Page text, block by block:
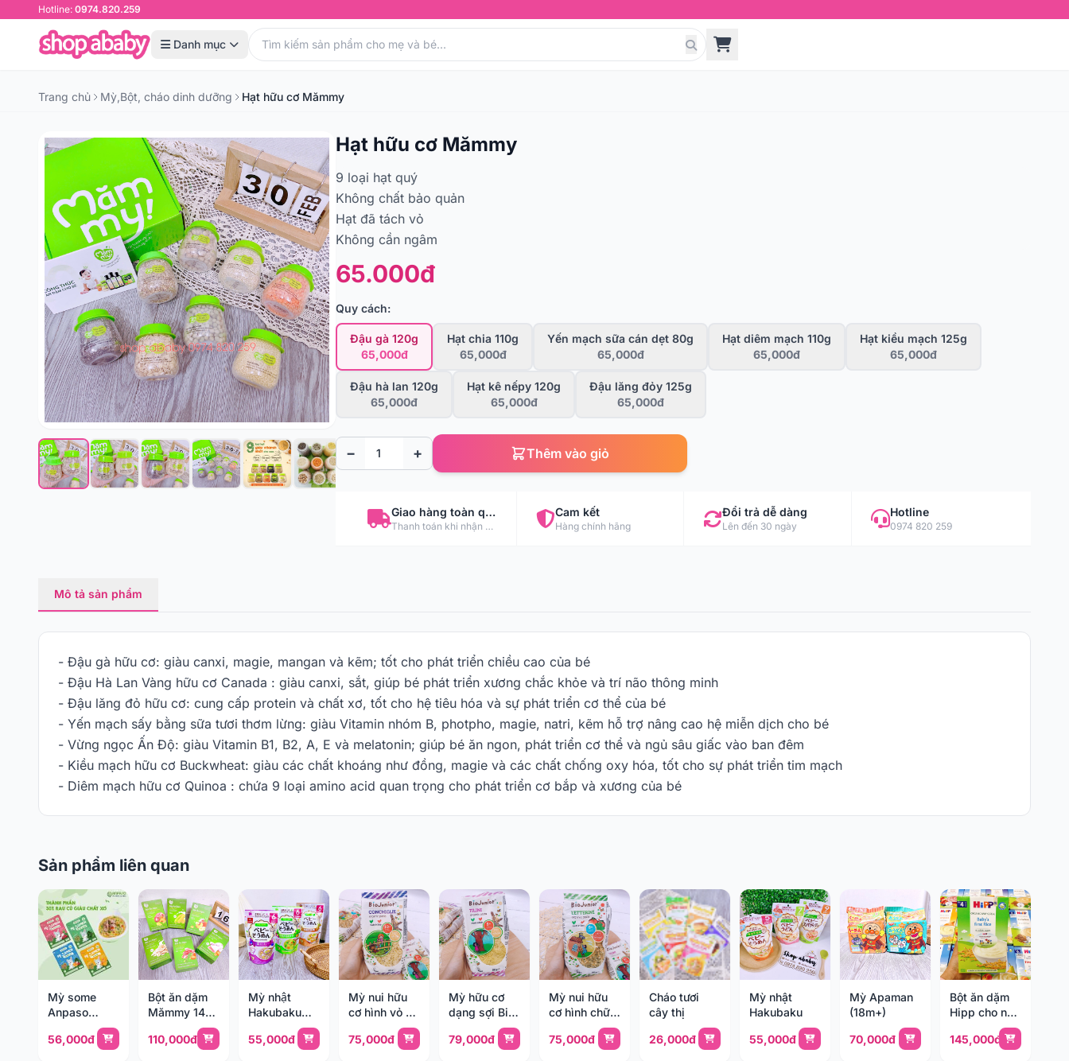
Hotline: 0974.820.259
Danh mục
Trang chủ Mỳ,Bột, cháo dinh dưỡng Hạt hữu cơ Mămmy
Hạt hữu cơ Mămmy
9 loại hạt quý
Không chất bảo quản
Hạt đã tách vỏ
Không cần ngâm
65.000đ
Quy cách:
Đậu gà 120g
65,000đ
Hạt chia 110g
65,000đ
Yến mạch sữa cán dẹt 80g
65,000đ
Hạt diêm mạch 110g
65,000đ
Hạt kiều mạch 125g
65,000đ
Đậu hà lan 120g
65,000đ
Hạt kê nếpy 120g
65,000đ
Đậu lăng đỏy 125g
65,000đ
− + Thêm vào giỏ
Giao hàng toàn quốc
Thanh toán khi nhận hàng
Cam kết
Hàng chính hãng
Đổi trả dễ dàng
Lên đến 30 ngày
Hotline
0974 820 259
Mô tả sản phẩm
- Đậu gà hữu cơ: giàu canxi, magie, mangan và kẽm; tốt cho phát triển chiều cao của bé
- Đậu Hà Lan Vàng hữu cơ Canada : giàu canxi, sắt, giúp bé phát triển xương chắc khỏe và trí não thông minh
- Đậu lăng đỏ hữu cơ: cung cấp protein và chất xơ, tốt cho hệ tiêu hóa và sự phát triển cơ thể của bé
- Yến mạch sấy bằng sữa tươi thơm lừng: giàu Vitamin nhóm B, photpho, magie, natri, kẽm hỗ trợ nâng cao hệ miễn dịch cho bé
- Vừng ngọc Ấn Độ: giàu Vitamin B1, B2, A, E và melatonin; giúp bé ăn ngon, phát triển cơ thể và ngủ sâu giấc vào ban đêm
- Kiều mạch hữu cơ Buckwheat: giàu các chất khoáng như đồng, magie và các chất chống oxy hóa, tốt cho sự phát triển tim mạch
- Diêm mạch hữu cơ Quinoa : chứa 9 loại amino acid quan trọng cho phát triển cơ bắp và xương của bé
Sản phẩm liên quan
Mỳ some
Anpaso
56,000đ
Bột ăn dặm
Mămmy 140g
110,000đ
Mỳ nhật
Hakubaku
55,000đ
Mỳ nui hữu
cơ hình vỏ sò
Bio Junior
200g (>10m)
75,000đ
Mỳ hữu cơ
dạng sợi Bio
Junior 200g
(>8m)
79,000đ
Mỳ nui hữu
cơ hình chữ
cái Bio Junior
200g (>8m)
75,000đ
Cháo tươi
cây thị
26,000đ
Mỳ nhật
Hakubaku
55,000đ
Mỳ Apaman
(18m+)
70,000đ
Bột ăn dặm
Hipp cho nhũ
nhi (không
sữa)
145,000đ